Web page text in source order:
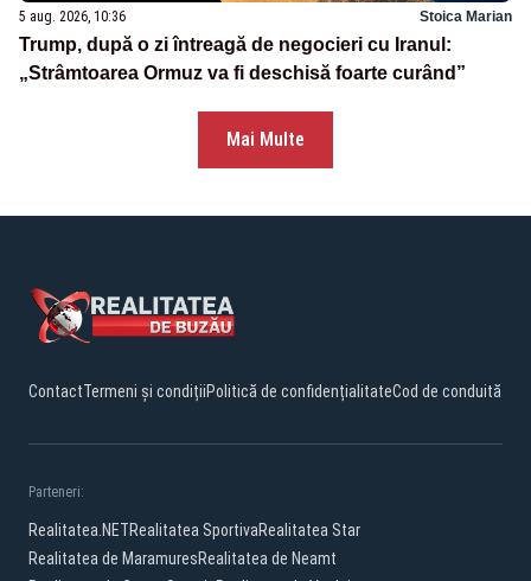
5 aug. 2026, 10:36 Stoica Marian
Trump, după o zi întreagă de negocieri cu Iranul:
„Strâmtoarea Ormuz va fi deschisă foarte curând”
Mai Multe
ContactTermeni și condițiiPolitică de confidențialitateCod de conduită
Parteneri:
Realitatea.NETRealitatea SportivaRealitatea Star
Realitatea de MaramuresRealitatea de Neamt